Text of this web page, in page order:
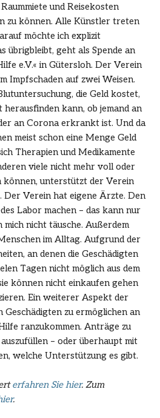
und Reisekosten
zu können. Alle Künstler treten
möchte ich explizit
übrigbleibt, geht als Spende an
e.V.« in Gütersloh. Der Verein
Impfschaden auf zwei Weisen.
die Geld kostet,
herausfinden kann, ob jemand an
an Corona erkrankt ist. Und da
meist schon eine Menge Geld
Therapien und Medikamente
viele nicht mehr voll oder
können, unterstützt der Verein
Der Verein hat eigene Ärzte. Den
Labor machen – das kann nur
mich nicht täusche. Außerdem
im Alltag. Aufgrund der
an denen die Geschädigten
Tagen nicht möglich aus dem
können nicht einkaufen gehen
Ein weiterer Aspekt der
Geschädigten zu ermöglichen an
ranzukommen. Anträge zu
– oder überhaupt mit
welche Unterstützung es gibt.
erfahren Sie hier. Zum
.